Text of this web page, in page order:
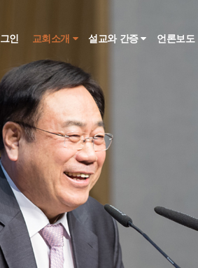
인 교회소개 설교와 간증 언론보도